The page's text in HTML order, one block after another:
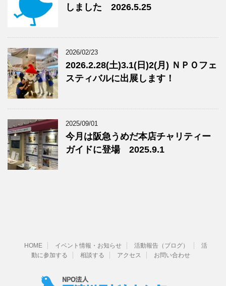
しました 2026.5.25
2026/02/23
2026.2.28(土)3.1(日)2(月) ＮＰＯフェ
スティバルに出展します！
2025/09/01
今月は阪急うめだ本店チャリティー
ガイドに登場 2025.9.1
HOME イベント情報・お知らせ 活動報告（ブログ）
活
動に参加する
相談する アクセス お問い合わせ